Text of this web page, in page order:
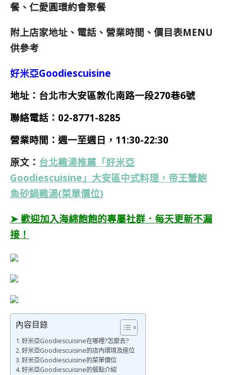
餐、仁愛圓環約會聚餐
附上店家地址、電話、營業時間、價目表MENU
供參考
好米亞Goodiescuisine
地址：台北市大安區敦化南路一段270巷6號
聯絡電話： 02-8771-8285
營業時間：週一至週日，11:30-22:30
原文： 台北雞湯推薦「好米亞
Goodiescuisine」大安區中式料理，帝王蟹鮑
魚砂鍋雞湯(菜單價位)
➤ 歡迎加入海綿飽飽的專屬社群．每天更新不漏
接！
內容目錄
好米亞Goodiescuisine在哪裡?怎麼去?
好米亞Goodiescuisine的店內環境及座位
好米亞Goodiescuisine的菜單價位
好米亞Goodiescuisine的餐點介紹